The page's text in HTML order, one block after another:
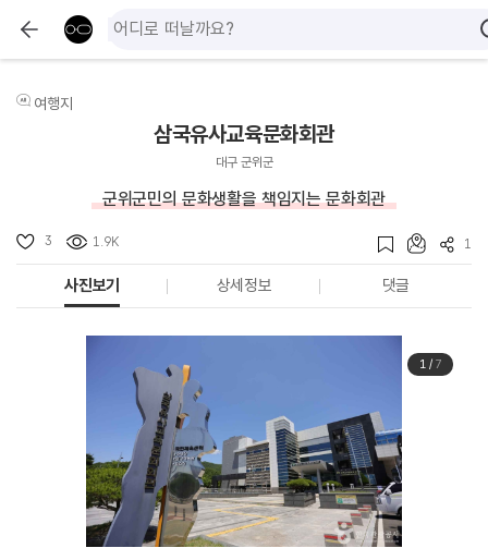
여행지
삼국유사교육문화회관
대구 군위군
군위군민의 문화생활을 책임지는 문화회관
3 1.9K 1
사진보기 상세정보 댓글
1/ 7